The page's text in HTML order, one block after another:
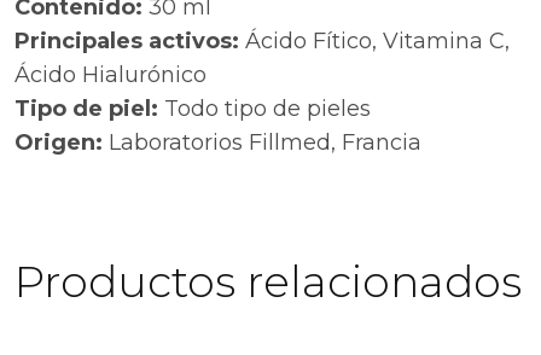
Contenido: 30 ml
Principales activos: Ácido Fítico, Vitamina C,
Ácido Hialurónico
Tipo de piel: Todo tipo de pieles
Origen: Laboratorios Fillmed, Francia
Productos relacionados